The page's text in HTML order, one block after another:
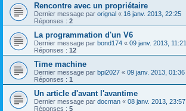
Rencontre avec un propriétaire
Dernier message par orignal « 16 janv. 2013, 22:25
Réponses : 2
La programmation d'un V6
Dernier message par bond174 « 09 janv. 2013, 11:21
Réponses : 12
Time machine
Dernier message par bpi2027 « 09 janv. 2013, 01:36
Réponses : 1
Un article d'avant l'avantime
Dernier message par docman « 08 janv. 2013, 23:57
Réponses : 5